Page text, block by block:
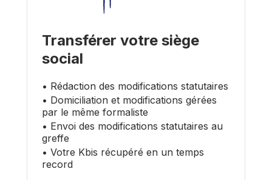
Transférer votre siège
social
• Rédaction des modifications statutaires
• Domiciliation et modifications gérées
par le même formaliste
• Envoi des modifications statutaires au
greffe
• Votre Kbis récupéré en un temps
record